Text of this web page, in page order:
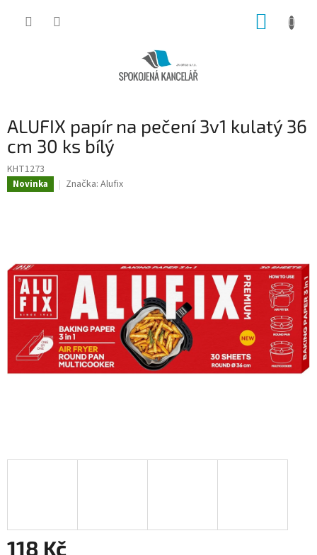
ALUFIX papír na pečení 3v1 kulatý 36
cm 30 ks bílý
KHT1273
Novinka Značka: Alufix
118 Kč